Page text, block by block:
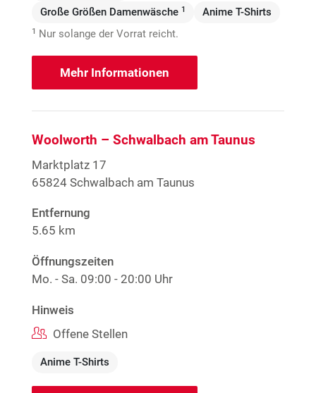
Große Größen Damenwäsche 1 Anime T-Shirts
1 Nur solange der Vorrat reicht.
Mehr Informationen
Woolworth – Schwalbach am Taunus
Marktplatz 17
65824 Schwalbach am Taunus
Entfernung
5.65 km
Öffnungszeiten
Mo. - Sa. 09:00 - 20:00 Uhr
Hinweis
Offene Stellen
Anime T-Shirts